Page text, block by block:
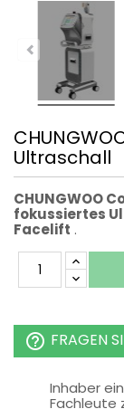
Ultraschall
CHUNGWOO
fokussiertes
Facelift .
help_outline FRAGEN
Inhaber
Fachleute